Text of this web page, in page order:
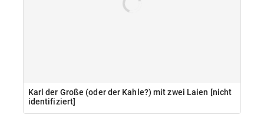
Karl der Große (oder der Kahle?) mit zwei Laien [nicht
identifiziert]